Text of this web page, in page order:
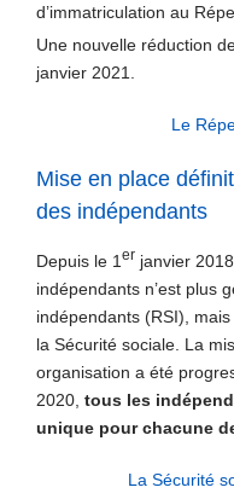
d’immatriculation au
Une nouvelle réduction
janvier 2021.
Le
Mise en place
des indépendants
Depuis le 1 er janvier
indépendants n’est plus
indépendants (RSI),
la Sécurité sociale. La
organisation a été
2020, tous les
unique pour chacune
La Sécurité